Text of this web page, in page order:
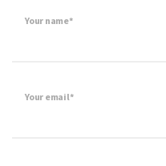
Your name*
Your email*